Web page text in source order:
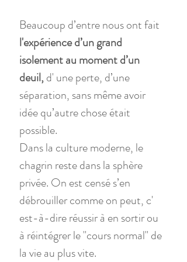
Beaucoup d’entre nous ont fait
l'expérience d’un grand
isolement au moment d’un
deuil, d' une perte, d’une
séparation, sans même avoir
idée qu’autre chose était
possible.
Dans la culture moderne, le
chagrin reste dans la sphère
privée. On est censé s’en
débrouiller comme on peut, c'
est-à-dire réussir à en sortir ou
à réintégrer le "cours normal" de
la vie au plus vite.